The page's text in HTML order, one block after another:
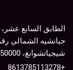
الطابق السابع
شيجياتشوانغ، 050000، الصين
+8613785113278